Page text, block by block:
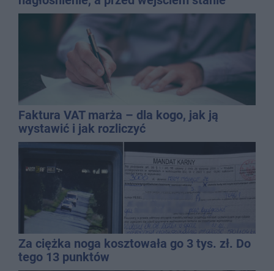
QEMETICA ARENA
Faktura VAT marża – dla kogo, jak ją
wystawić i jak rozliczyć
Za ciężka noga kosztowała go 3 tys. zł. Do
tego 13 punktów